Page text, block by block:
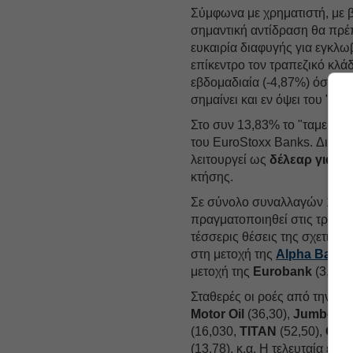
Σύμφωνα με χρηματιστή, με
σημαντική αντίδραση θα
ευκαιρία διαφυγής για
επίκεντρο τον τραπεζικό
εβδομαδιαία (-4,87%) όσο σε
σημαίνει και εν όψει του
Στο συν 13,83% το "ταμείο"
του EuroStoxx Banks.
λειτουργεί ωςδέλεαρ για
κτήσης.
Σε σύνολο συναλλαγών 14,3
πραγματοποιηθεί στις
τέσσερις θέσεις της
στη μετοχή της Alpha Bank
μετοχή της Eurobank (3,976).
Σταθερές οι ροές από την
Motor Oil (36,30),Jumbo
(16,030,TITAN (52,50),OTE
(13,78), κ.α. Η τελευταία